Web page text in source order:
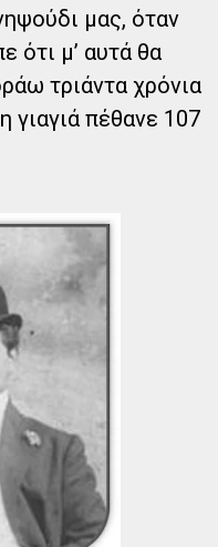
μας, όταν
ότι μ’ αυτά θα
τριάντα χρόνια
γιαγιά πέθανε 107